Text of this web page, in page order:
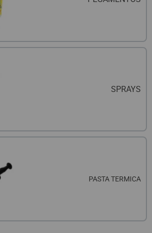
SPRAYS
PASTA TERMICA